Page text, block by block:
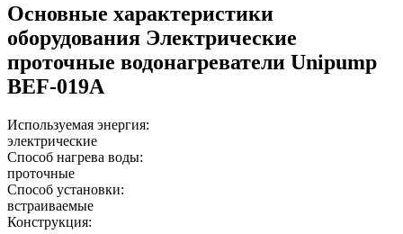
Основные характеристики
оборудования Электрические
проточные водонагреватели Unipump
BEF-019A
Используемая энергия:
электрические
Способ нагрева воды:
проточные
Способ установки:
встраиваемые
Конструкция: